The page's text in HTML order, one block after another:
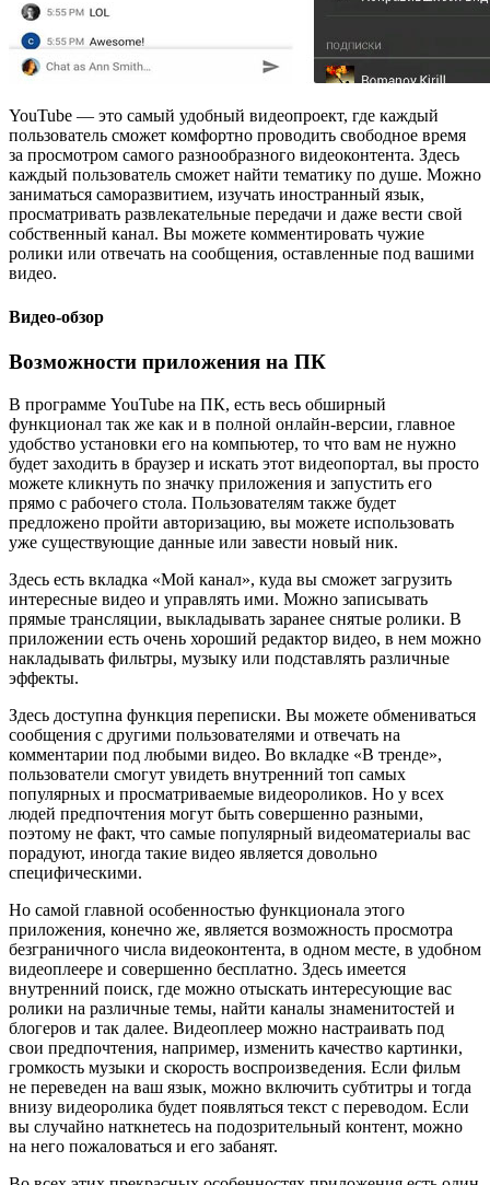
YouTube — это самый удобный видеопроект, где каждый
пользователь сможет комфортно проводить свободное время
за просмотром самого разнообразного видеоконтента. Здесь
каждый пользователь сможет найти тематику по душе. Можно
заниматься саморазвитием, изучать иностранный язык,
просматривать развлекательные передачи и даже вести свой
собственный канал. Вы можете комментировать чужие
ролики или отвечать на сообщения, оставленные под вашими
видео.
Видео-обзор
Возможности приложения на ПК
В программе YouTube на ПК, есть весь обширный
функционал так же как и в полной онлайн-версии, главное
удобство установки его на компьютер, то что вам не нужно
будет заходить в браузер и искать этот видеопортал, вы просто
можете кликнуть по значку приложения и запустить его
прямо с рабочего стола. Пользователям также будет
предложено пройти авторизацию, вы можете использовать
уже существующие данные или завести новый ник.
Здесь есть вкладка «Мой канал», куда вы сможет загрузить
интересные видео и управлять ими. Можно записывать
прямые трансляции, выкладывать заранее снятые ролики. В
приложении есть очень хороший редактор видео, в нем можно
накладывать фильтры, музыку или подставлять различные
эффекты.
Здесь доступна функция переписки. Вы можете обмениваться
сообщения с другими пользователями и отвечать на
комментарии под любыми видео. Во вкладке «В тренде»,
пользователи смогут увидеть внутренний топ самых
популярных и просматриваемые видеороликов. Но у всех
людей предпочтения могут быть совершенно разными,
поэтому не факт, что самые популярный видеоматериалы вас
порадуют, иногда такие видео является довольно
специфическими.
Но самой главной особенностью функционала этого
приложения, конечно же, является возможность просмотра
безграничного числа видеоконтента, в одном месте, в удобном
видеоплеере и совершенно бесплатно. Здесь имеется
внутренний поиск, где можно отыскать интересующие вас
ролики на различные темы, найти каналы знаменитостей и
блогеров и так далее. Видеоплеер можно настраивать под
свои предпочтения, например, изменить качество картинки,
громкость музыки и скорость воспроизведения. Если фильм
не переведен на ваш язык, можно включить субтитры и тогда
внизу видеоролика будет появляться текст с переводом. Если
вы случайно наткнетесь на подозрительный контент, можно
на него пожаловаться и его забанят.